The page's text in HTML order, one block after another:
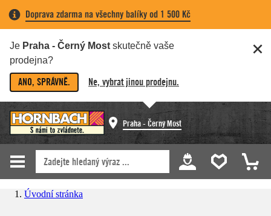
Doprava zdarma na všechny balíky od 1 500 Kč
Je Praha - Černý Most skutečně vaše
prodejna?
ANO, SPRÁVNĚ. Ne, vybrat jinou prodejnu.
Praha - Černý Most
Úvodní stránka